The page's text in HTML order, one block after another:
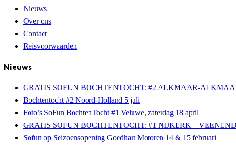
Nieuws
Over ons
Contact
Reisvoorwaarden
Nieuws
GRATIS SOFUN BOCHTENTOCHT: #2 ALKMAAR-
Bochtentocht #2 Noord-Holland 5 juli
Foto’s SoFun BochtenTocht #1 Veluwe, zaterdag 18 april
GRATIS SOFUN BOCHTENTOCHT: #1 NIJKERK –
Sofun op Seizoensopening Goedhart Motoren 14 & 15 februari